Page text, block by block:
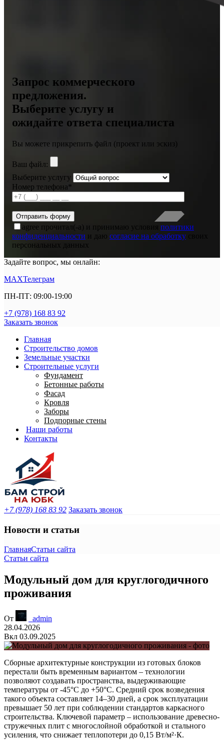
Запрос коммерческого
предложения.
Выберите услугу и
ожидайте ответа специалиста
Вы можете прикрепить файл (проект или эскиз)
Ваш файл:
Выберите услугу
Номер телефона*
agree прочитал(-а) и принимаю условия политики
конфиденциальности и даю согласие на обработку
персональных данных
Задайте вопрос, мы онлайн:
MAXТелеграм
ПН-ПТ: 09:00-19:00
+7 (978) 168 83 92
Заказать звонок
Главная
Строительство домов
Земельные участки
Строительные услуги
Фундамент
Бетонные работы
Фасад
Кровля
Заборы
Подпорные стены
Наши работы
Контакты
+7 (978) 168 83 92 Заказать звонок
Новости и статьи
ГлавнаяСтатьи сайта
Статьи сайта
Модульный дом для круглогодичного
проживания
От
_admin
28.04.2026
Вкл 03.09.2025
Сборные архитектурные конструкции из готовых блоков
перестали быть временным вариантом – технологии
позволяют создавать пространства, выдерживающие
температуры от -45°C до +50°C. Средний срок возведения
такого объекта составляет 14–30 дней, а срок эксплуатации
превышает 50 лет при соблюдении стандартов каркасного
строительства. Ключевой параметр – использование древесно-
стружечных плит с многослойной обработкой и стального
усиления, что снижает теплопотери до 0,15 Вт/м²·К.